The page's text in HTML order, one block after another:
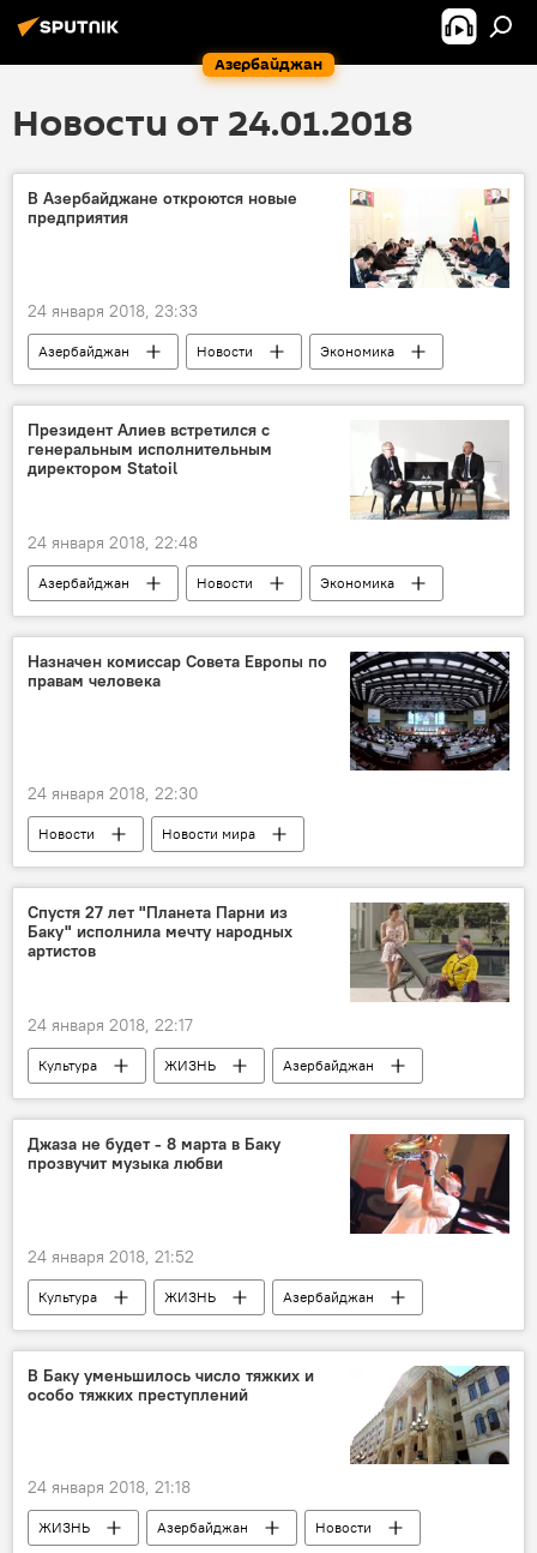
Азербайджан
Новости от 24.01.2018
В Азербайджане откроются новые
предприятия
24 января 2018, 23:33
Азербайджан Новости
Экономика
Шахин Мустафаев
Министерство экономики АР
Президент Алиев встретился с
генеральным исполнительным
директором Statoil
24 января 2018, 22:48
Азербайджан Новости
Экономика
Давос
Ильхам Алиев
Эльдар Сатре
Statoil
Назначен комиссар Совета Европы по
правам человека
24 января 2018, 22:30
Новости
Новости мира
Дунья Миятович
ПАСЕ
Спустя 27 лет "Планета Парни из
Баку" исполнила мечту народных
артистов
24 января 2018, 22:17
Культура ЖИЗНЬ
Азербайджан
Новости
Рафаэль Дадашев
Валех Керимов
Афаг Беширгызы
"Планета Парни из Баку"
Bəxt üzüyü-2
Джаза не будет - 8 марта в Баку
прозвучит музыка любви
24 января 2018, 21:52
Культура ЖИЗНЬ
Азербайджан
Новости
Джей Севен
музыка
Восьмое марта
В Баку уменьшилось число тяжких и
особо тяжких преступлений
24 января 2018, 21:18
ЖИЗНЬ Азербайджан
Новости